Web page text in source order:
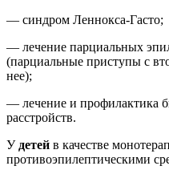
— синдром Леннокса-Гасто;
— лечение парциальных
(парциальные приступы с
нее);
— лечение и профилактика
расстройств.
Удетей в качестве
противоэпилептическими